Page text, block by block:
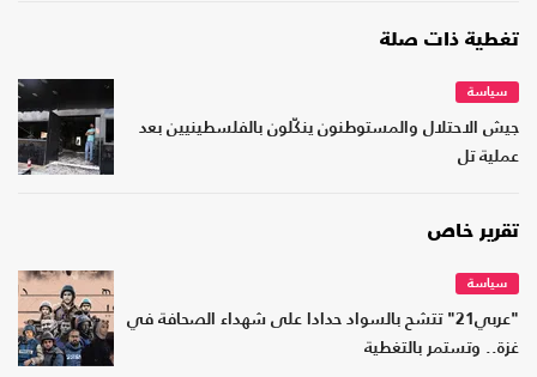
تغطية ذات صلة
سياسة
جيش الاحتلال والمستوطنون ينكّلون بالفلسطينيين بعد
عملية تل
تقرير خاص
سياسة
"عربي21" تتشح بالسواد حدادا على شهداء الصحافة في
غزة.. وتستمر بالتغطية